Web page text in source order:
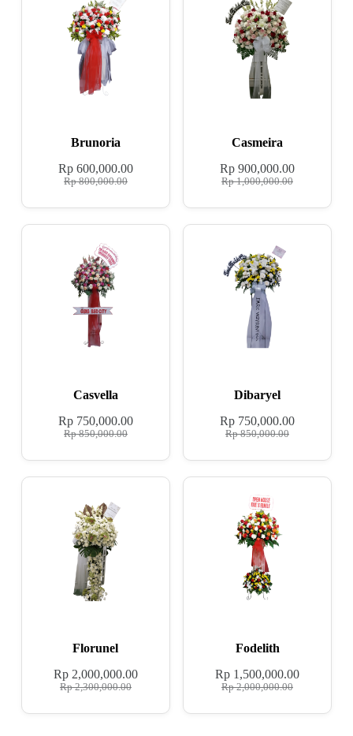
Brunoria
Rp800,000.00
Rp600,000.00
Casmeira
Rp1,000,000.00
Rp 900,000.00
Casvella
Rp850,000.00
Rp750,000.00
Dibaryel
Rp850,000.00
Rp 750,000.00
Florunel
Rp2,300,000.00
Rp2,000,000.00
Fodelith
Rp2,000,000.00
Rp 1,500,000.00